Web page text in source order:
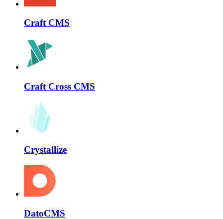
Craft CMS
Craft Cross CMS
Crystallize
DatoCMS